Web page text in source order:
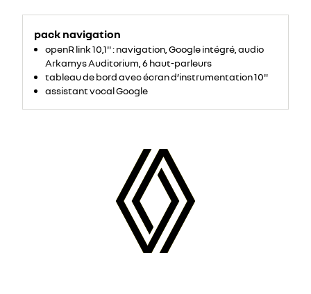
pack navigation
openR link 10,1'' : navigation, Google intégré, audio
Arkamys Auditorium, 6 haut-parleurs
tableau de bord avec écran d’instrumentation 10''
assistant vocal Google